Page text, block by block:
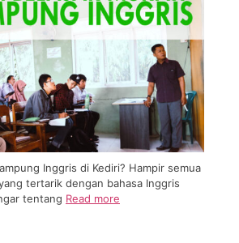
Inggris di Kediri? Hampir semua
tertarik dengan bahasa Inggris
tentang Read more